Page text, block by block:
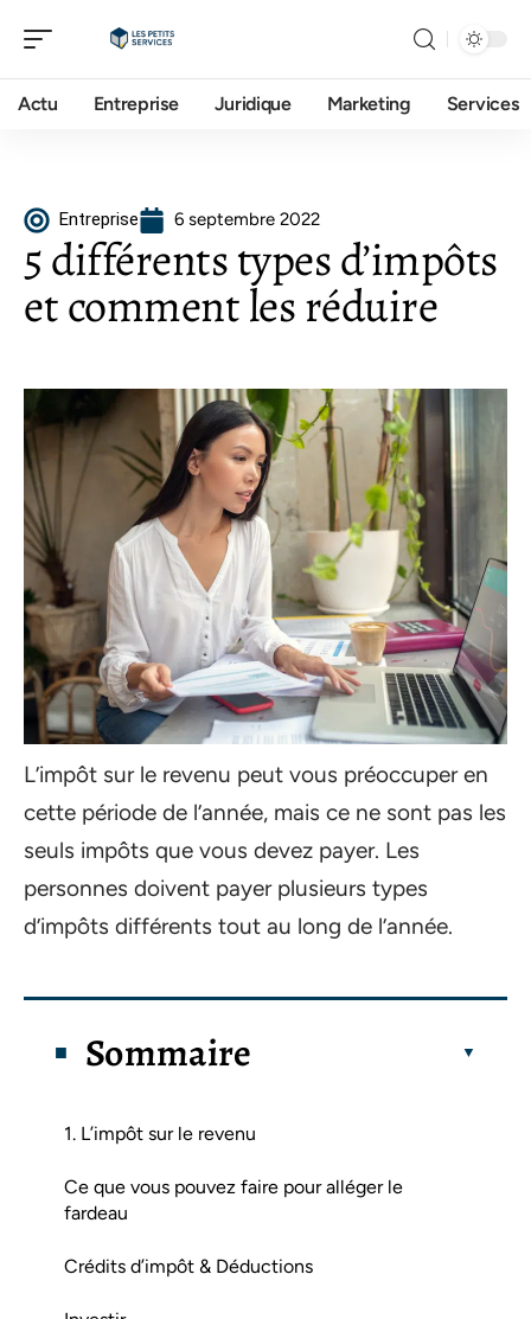
Actu Entreprise Juridique Marketing Services
Entreprise 6 septembre 2022
5 différents types d’impôts
et comment les réduire
L’impôt sur le revenu peut vous préoccuper en
cette période de l’année, mais ce ne sont pas les
seuls impôts que vous devez payer. Les
personnes doivent payer plusieurs types
d’impôts différents tout au long de l’année.
Sommaire
1. L’impôt sur le revenu
Ce que vous pouvez faire pour alléger le
fardeau
Crédits d’impôt & Déductions